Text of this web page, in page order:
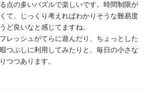
点の多いパズルで楽しいです。時間制限が
て、じっくり考えればわかりそうな難易度
ど良いなと感じてますね。
レッシュがてらに遊んだり、ちょっとした
つぶしに利用してみたりと、毎日の小さな
つつあります。